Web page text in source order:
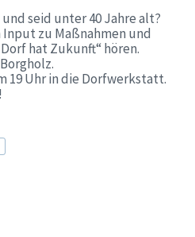
seid unter 40 Jahre alt?
zu Maßnahmen und
hat Zukunft“ hören.
19 Uhr in die Dorfwerkstatt.